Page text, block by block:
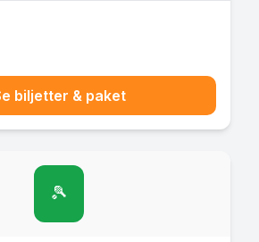
biljetter & paket
🎾